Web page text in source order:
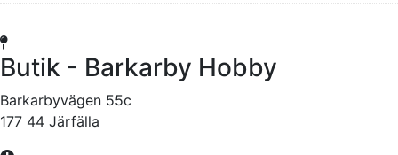
Butik - Barkarby Hobby
Barkarbyvägen 55c
177 44 Järfälla